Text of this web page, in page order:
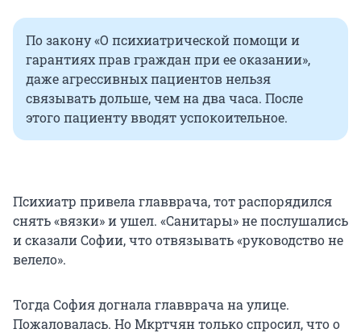
По закону «О психиатрической помощи и
гарантиях прав граждан при ее оказании»,
даже агрессивных пациентов нельзя
связывать дольше, чем на два часа. После
этого пациенту вводят успокоительное.
Психиатр привела главврача, тот распорядился
снять «вязки» и ушел. «Санитары» не послушались
и сказали Софии, что отвязывать «руководство не
велело».
Тогда София догнала главврача на улице.
Пожаловалась. Но Мкртчян только спросил, что о